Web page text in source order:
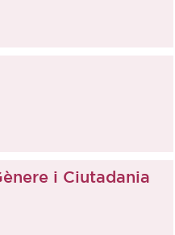
i Ciutadania